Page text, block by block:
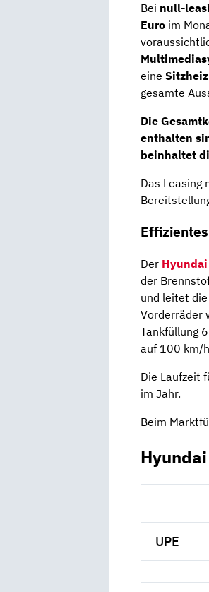
Bei null-
Euro im
eine
gesamte
Die
enthalten
beinhaltet
Das Leasing
Der
der
und leitet
Vorderräder
Tankfüllung
auf 100 km/
Die Laufzeit
im Jahr.
Beim
UPE